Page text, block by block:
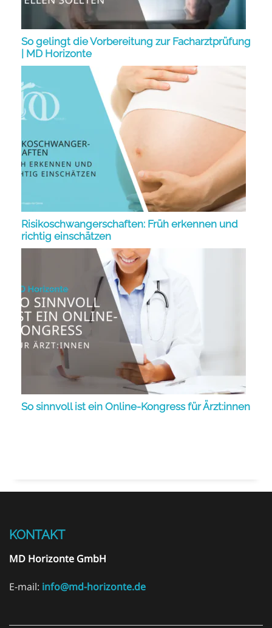
So gelingt die Vorbereitung zur Facharztprüfung
| MD Horizonte
Risikoschwangerschaften: Früh erkennen und
richtig einschätzen
So sinnvoll ist ein Online-Kongress für Ärzt:innen
KONTAKT
MD Horizonte GmbH
E-mail: info@md-horizonte.de